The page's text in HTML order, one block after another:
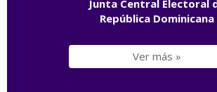
Junta Central Electoral
República Dominicana
Ver más »